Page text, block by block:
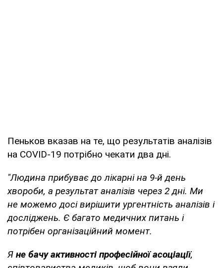
Пеньков вказав на те, що результатів аналізів
на COVID-19 потрібно чекати два дні.
"Людина прибуває до лікарні на 9-й день
хвороби, а результат аналізів через 2 дні. Ми
не можемо досі вирішити ургентність аналізів і
досліджень. Є багато медичних питань і
потрібен організаційний момент.
Я не бачу активності професійної асоціації,